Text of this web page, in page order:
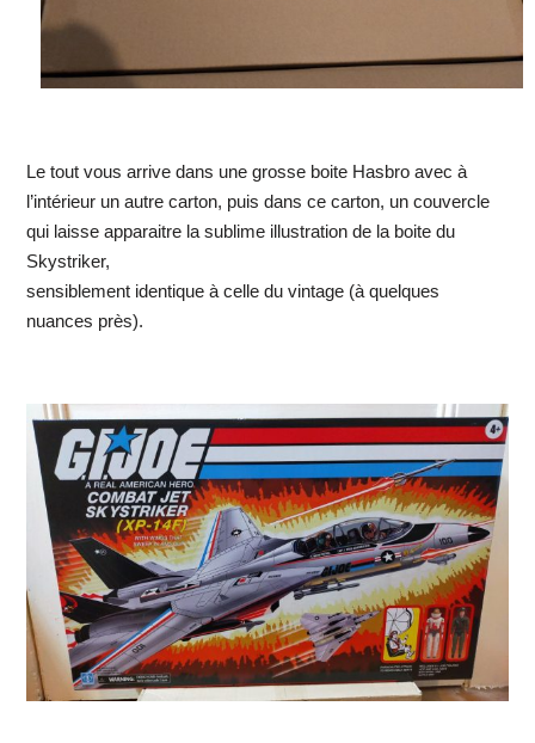
Le tout vous arrive dans une grosse boite Hasbro avec à
l’intérieur un autre carton, puis dans ce carton, un couvercle
qui laisse apparaitre la sublime illustration de la boite du
Skystriker,
sensiblement identique à celle du vintage (à quelques
nuances près).